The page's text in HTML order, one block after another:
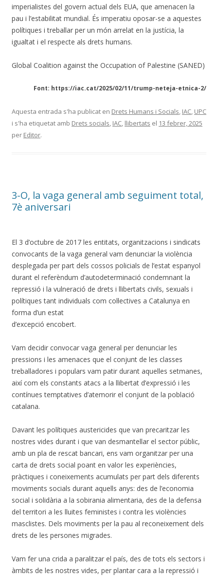
imperialistes del govern actual dels EUA, que amenacen la
pau i l’estabilitat mundial. És imperatiu oposar-se a aquestes
polítiques i treballar per un món arrelat en la justícia, la
igualtat i el respecte als drets humans.
Global Coalition against the Occupation of Palestine (SANED)
Font: https://iac.cat/2025/02/11/trump-neteja-etnica-2/
Aquesta entrada s'ha publicat en Drets Humans i Socials IAC UPC
i s'ha etiquetat amb Drets socials IAC llibertats el 13 febrer, 2025
per Editor.
3-O, la vaga general amb seguiment total,
7è aniversari
El 3 d’octubre de 2017 les entitats, organitzacions i sindicats
convocants de la vaga general vam denunciar la violència
desplegada per part dels cossos policials de l’estat espanyol
durant el referèndum d’autodeterminació condemnant la
repressió i la vulneració de drets i llibertats civils, sexuals i
polítiques tant individuals com col·lectives a Catalunya en
forma d’un estat
d’excepció encobert.
Vam decidir convocar vaga general per denunciar les
pressions i les amenaces que el conjunt de les classes
treballadores i populars vam patir durant aquelles setmanes,
així com els constants atacs a la llibertat d’expressió i les
contínues temptatives d’atemorir el conjunt de la població
catalana.
Davant les polítiques austericides que van precaritzar les
nostres vides durant i que van desmantellar el sector públic,
amb un pla de rescat bancari, ens vam organitzar per una
carta de drets social poant en valor les experiències,
pràctiques i coneixements acumulats per part dels diferents
moviments socials durant aquells anys: des de l’economia
social i solidària a la sobirania alimentaria, des de la defensa
del territori a les lluites feministes i contra les violències
masclistes. Dels moviments per la pau al reconeixement dels
drets de les persones migrades.
Vam fer una crida a paralitzar el país, des de tots els sectors i
àmbits de les nostres vides, per plantar cara a la repressió i